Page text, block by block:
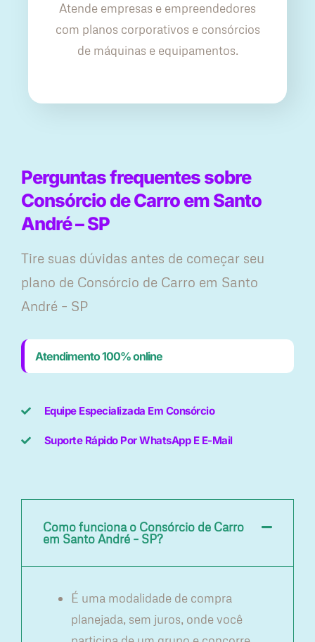
Atende empresas e empreendedores
com planos corporativos e consórcios
de máquinas e equipamentos.
Perguntas frequentes sobre
Consórcio de Carro em Santo
André – SP
Tire suas dúvidas antes de começar seu
plano ​de Consórcio de Carro em Santo
André – SP
Atendimento 100% online
Equipe Especializada Em Consórcio
Suporte Rápido Por WhatsApp E E-Mail
Como funciona o Consórcio de Carro
em Santo André – SP?
É uma modalidade de compra
planejada, sem juros, onde você